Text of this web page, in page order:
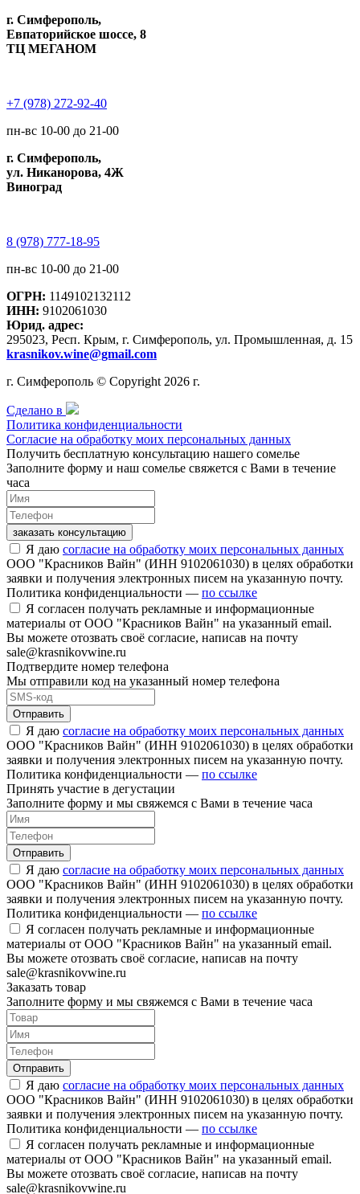
г. Симферополь,
Евпаторийское шоссе, 8
ТЦ МЕГАНОМ
+7 (978) 272-92-40
пн-вс 10-00 до 21-00
г. Симферополь,
ул. Никанорова, 4Ж
Виноград
8 (978) 777-18-95
пн-вс 10-00 до 21-00
ОГРН: 1149102132112
ИНН: 9102061030
Юрид. адрес:
295023, Респ. Крым, г. Симферополь, ул. Промышленная, д. 15
krasnikov.wine@gmail.com
г. Симферополь © Copyright 2026 г.
Сделано в
Политика конфиденциальности
Согласие на обработку моих персональных данных
Получить бесплатную консультацию нашего сомелье
Заполните форму и наш сомелье свяжется с Вами в течение
часа
заказать консультацию
Я даю согласие на обработку моих персональных данных
ООО "Красников Вайн" (ИНН 9102061030) в целях обработки
заявки и получения электронных писем на указанную почту.
Политика конфиденциальности — по ссылке
Я согласен получать рекламные и информационные
материалы от ООО "Красников Вайн" на указанный email.
Вы можете отозвать своё согласие, написав на почту
sale@krasnikovwine.ru
Подтвердите номер телефона
Мы отправили код на указанный номер телефона
Отправить
Я даю согласие на обработку моих персональных данных
ООО "Красников Вайн" (ИНН 9102061030) в целях обработки
заявки и получения электронных писем на указанную почту.
Политика конфиденциальности — по ссылке
Принять участие в дегустации
Заполните форму и мы свяжемся с Вами в течение часа
Отправить
Я даю согласие на обработку моих персональных данных
ООО "Красников Вайн" (ИНН 9102061030) в целях обработки
заявки и получения электронных писем на указанную почту.
Политика конфиденциальности — по ссылке
Я согласен получать рекламные и информационные
материалы от ООО "Красников Вайн" на указанный email.
Вы можете отозвать своё согласие, написав на почту
sale@krasnikovwine.ru
Заказать товар
Заполните форму и мы свяжемся с Вами в течение часа
Отправить
Я даю согласие на обработку моих персональных данных
ООО "Красников Вайн" (ИНН 9102061030) в целях обработки
заявки и получения электронных писем на указанную почту.
Политика конфиденциальности — по ссылке
Я согласен получать рекламные и информационные
материалы от ООО "Красников Вайн" на указанный email.
Вы можете отозвать своё согласие, написав на почту
sale@krasnikovwine.ru